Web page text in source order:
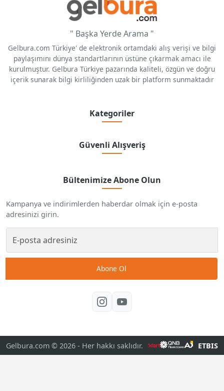
" Başka Yerde Arama "
Gelbura.com Türkiye' de elektronik ortamdaki alış verişi ve bilgi
paylaşımını dünya standartlarının üstüne çıkarmak amacı ile
kurulmuştur. Gelbura Türkiye pazarında kaliteli, özgün ve doğru
içerik sunarak bilgi kirliliğinden uzak bir platform sunmaktadır
Kategoriler
Güvenli Alışveriş
Bültenimize Abone Olun
Kampanya ve indirimlerden haberdar olmak için e-posta
adresinizi girin.
Abone Ol
Gelbura.com © 2026 - Her hakkı saklıdır. ETBIS